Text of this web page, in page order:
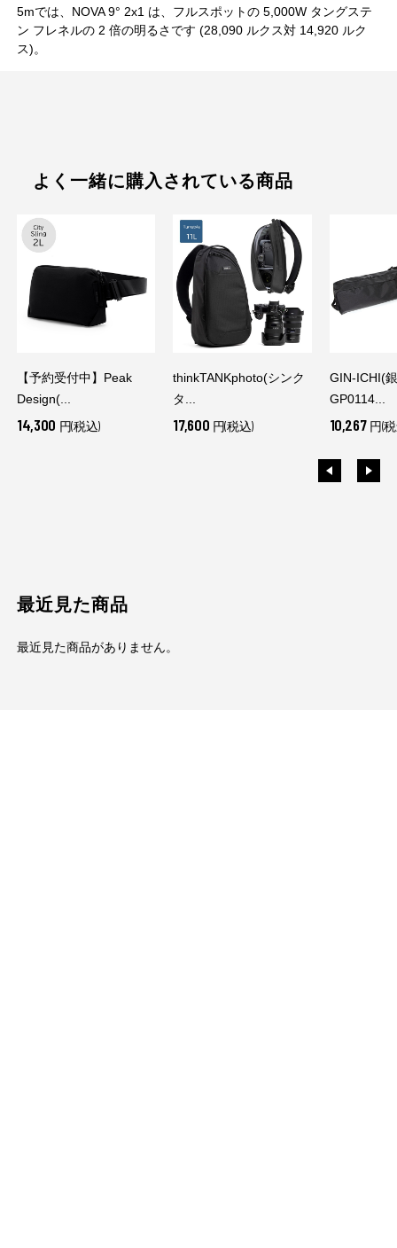
5mでは、NOVA 9° 2x1 は、フルスポットの 5,000W タングステ
ン フレネルの 2 倍の明るさです (28,090 ルクス対 14,920 ルク
ス)。
よく一緒に購入されている商品
【予約受付中】Peak
Design(...
14,300 円(税込)
thinkTANKphoto(シンク
タ...
17,600 円(税込)
GIN-ICHI(
GP0114...
10,267 円(
最近見た商品
最近見た商品がありません。